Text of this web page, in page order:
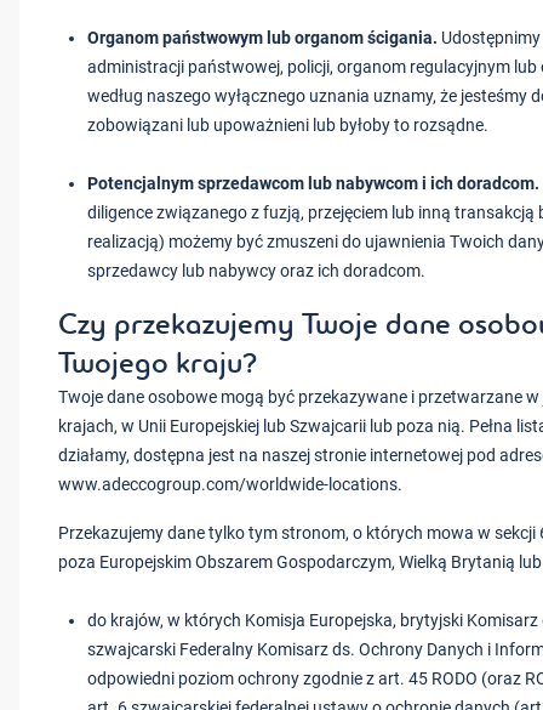
Organom państwowym lub organom ścigania.
administracji państwowej, policji, organom regulacyjnym lub
według naszego wyłącznego uznania uznamy, że jesteśmy
zobowiązani lub upoważnieni lub byłoby to rozsądne.
Potencjalnym sprzedawcom lub nabywcom i ich doradcom.
diligence związanego z fuzją, przejęciem lub inną transakcją
realizacją) możemy być zmuszeni do ujawnienia Twoich
sprzedawcy lub nabywcy oraz ich doradcom.
Czy przekazujemy Twoje dane
Twojego kraju?
Twoje dane osobowe mogą być przekazywane i przetwarzane
krajach, w Unii Europejskiej lub Szwajcarii lub poza nią. Pełna
działamy, dostępna jest na naszej stronie internetowej pod
www.adeccogroup.com/worldwide-locations.
Przekazujemy dane tylko tym stronom, o których mowa w sekcji
poza Europejskim Obszarem Gospodarczym, Wielką Brytanią
do krajów, w których Komisja Europejska, brytyjski
szwajcarski Federalny Komisarz ds. Ochrony Danych i
odpowiedni poziom ochrony zgodnie z art. 45 RODO (oraz